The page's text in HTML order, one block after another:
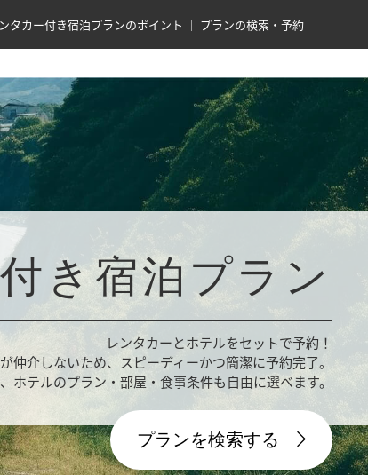
タカー付き宿泊プランのポイント プランの検索・予約
き宿泊プラン
レンタカーとホテルをセットで予約！
仲介しないため、スピーディーかつ簡潔に予約完了。
ホテルのプラン・部屋・食事条件も自由に選べます。
プランを検索する